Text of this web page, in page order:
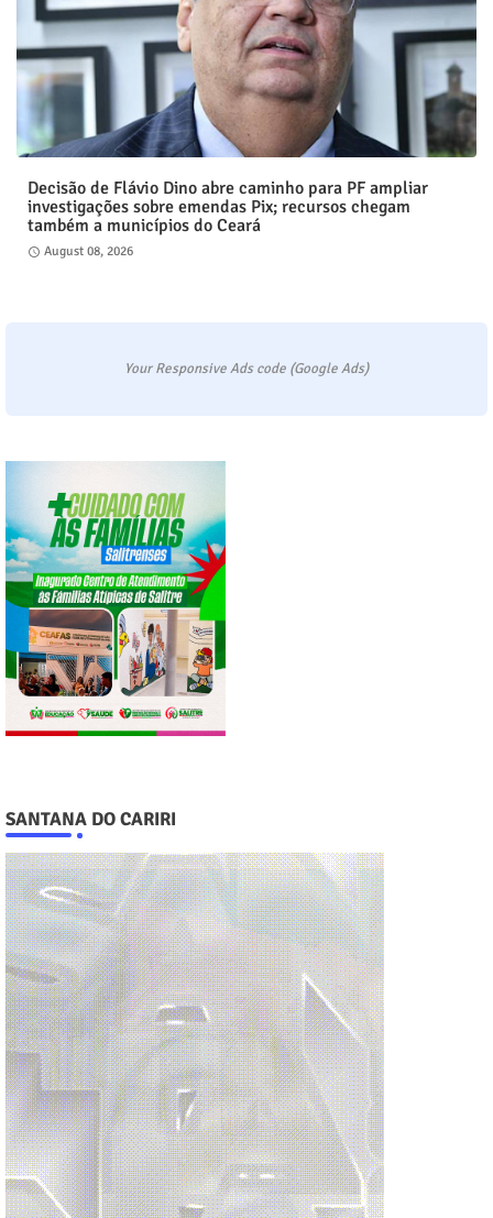
Decisão de Flávio Dino abre caminho para PF ampliar
investigações sobre emendas Pix; recursos chegam
também a municípios do Ceará
August 08, 2026
Your Responsive Ads code (Google Ads)
SANTANA DO CARIRI